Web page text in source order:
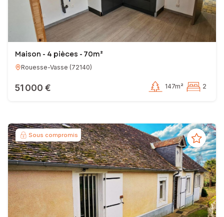
Maison - 4 pièces - 70m²
Rouesse-Vasse (72140)
51 000 € 147m² 2
Sous compromis